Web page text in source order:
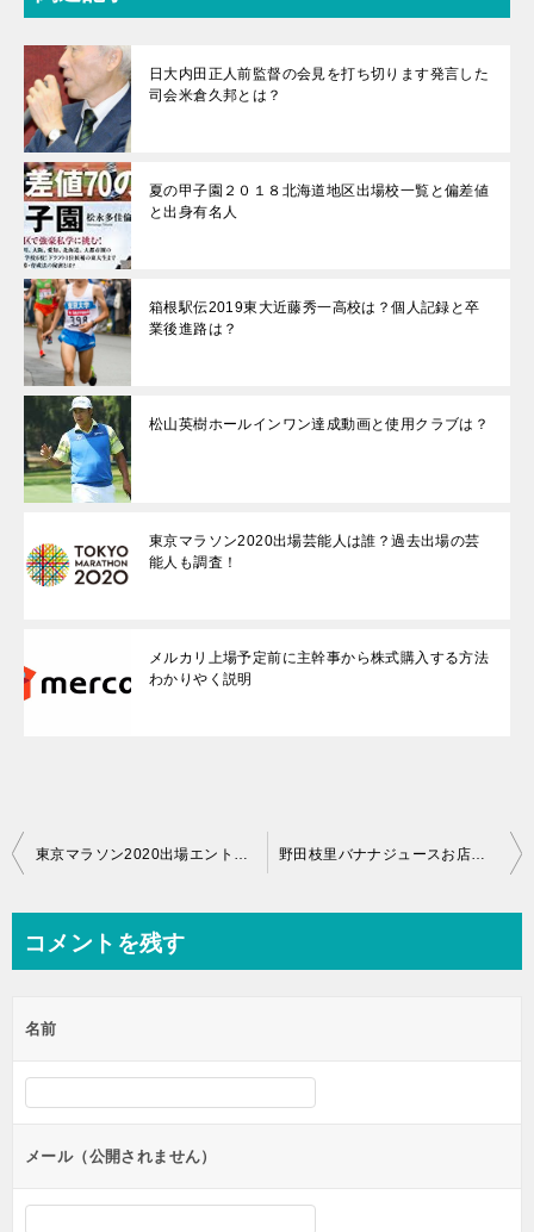
日大内田正人前監督の会見を打ち切ります発言した
司会米倉久邦とは？
夏の甲子園２０１８北海道地区出場校一覧と偏差値
と出身有名人
箱根駅伝2019東大近藤秀一高校は？個人記録と卒
業後進路は？
松山英樹ホールインワン達成動画と使用クラブは？
東京マラソン2020出場芸能人は誰？過去出場の芸
能人も調査！
メルカリ上場予定前に主幹事から株式購入する方法
わかりやく説明
投
ビ
ー
シ
ン
東京マラソン2020出場エントリー期間や当選アップ方法はある？ 野田枝里バナナジュースお店の場所は？営業時間と値段を調べてみた
コメントを残す
名前
メール（公開されません）